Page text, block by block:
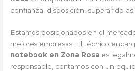
confianza, disposición, superando
Estamos posicionados en el
mejores empresas. El técnico
notebook en Zona Rosa es
responsable, contamos con un